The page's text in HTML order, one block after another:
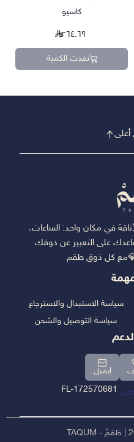
كاسيو
٢٦٤.٦٩
نفدت الكمية
أعلى
في مكان واحد: الساعات،
على التعبير عن ذوقك
💎مع كل ذوق طقم
سياسة الاستبدال والاسترجاع
سياسة التوصيل والشحن
ايميل
FL-172570681